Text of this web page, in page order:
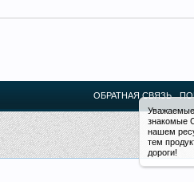
знакомые
нашем
тем
дороги!
ОБРАТНАЯ СВЯЗЬ